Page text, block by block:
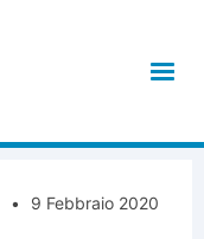
•
9 Febbraio 2020